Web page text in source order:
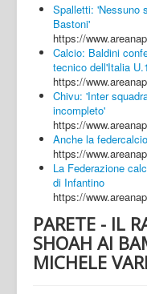
Spalletti: 'Nessuno
Bastoni'
https://
Calcio: Baldini
tecnico dell'Italia
https://
Chivu: 'Inter
incompleto'
https://
Anche la
https://
La Federazione
di Infantino
https://
PARETE - IL
SHOAH AI
MICHELE